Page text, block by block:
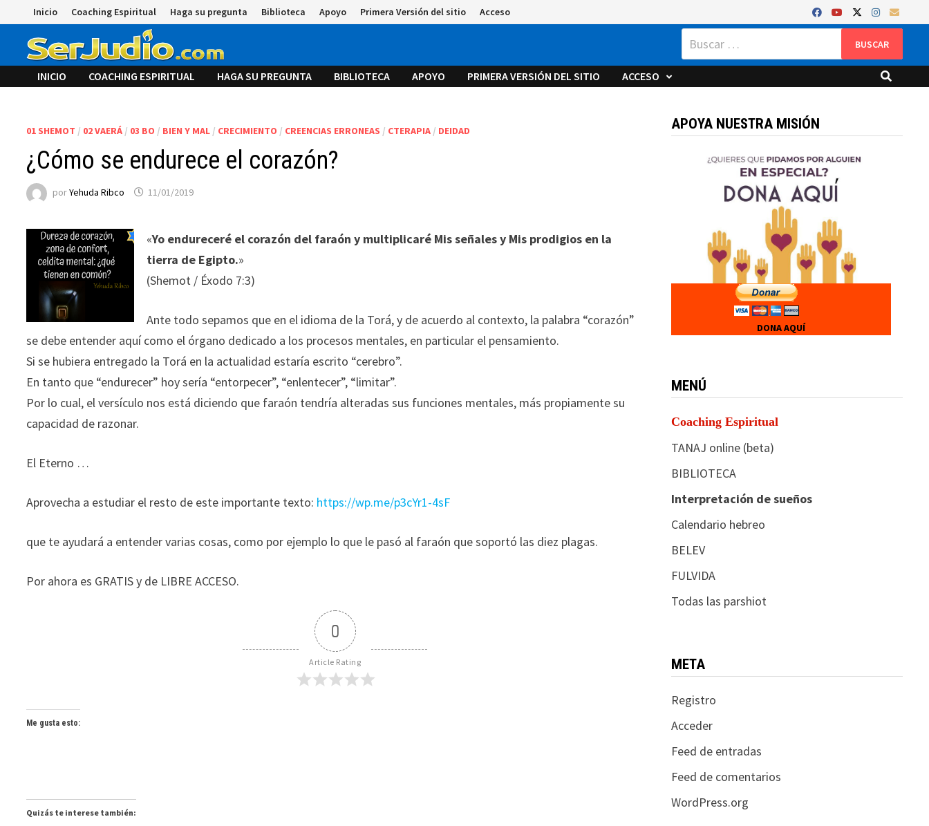
al
contenido
Inicio Coaching Espiritual Haga su pregunta Biblioteca Apoyo Primera Versión del sitio Acceso
Buscar:
INICIO COACHING ESPIRITUAL HAGA SU PREGUNTA BIBLIOTECA APOYO PRIMERA VERSIÓN DEL SITIO ACCESO
01 SHEMOT / 02 VAERÁ / 03 BO / BIEN Y MAL / CRECIMIENTO / CREENCIAS ERRONEAS / CTERAPIA / DEIDAD
¿Cómo se endurece el corazón?
porYehuda Ribco 11/01/2019
«Yo endureceré el corazón del faraón y multiplicaré Mis señales y Mis prodigios en la
tierra de Egipto.»
(Shemot / Éxodo 7:3)
Ante todo sepamos que en el idioma de la Torá, y de acuerdo al contexto, la palabra “corazón”
se debe entender aquí como el órgano dedicado a los procesos mentales, en particular el pensamiento.
Si se hubiera entregado la Torá en la actualidad estaría escrito “cerebro”.
En tanto que “endurecer” hoy sería “entorpecer”, “enlentecer”, “limitar”.
Por lo cual, el versículo nos está diciendo que faraón tendría alteradas sus funciones mentales, más propiamente su
capacidad de razonar.
El Eterno …
Aprovecha a estudiar el resto de este importante texto: https://wp.me/p3cYr1-4sF
que te ayudará a entender varias cosas, como por ejemplo lo que le pasó al faraón que soportó las diez plagas.
Por ahora es GRATIS y de LIBRE ACCESO.
0
Article Rating
Me gusta esto:
Quizás te interese también:
APOYA NUESTRA MISIÓN
DONA AQUÍ
MENÚ
Coaching Espiritual
TANAJ online (beta)
BIBLIOTECA
Interpretación de sueños
Calendario hebreo
BELEV
FULVIDA
Todas las parshiot
META
Registro
Acceder
Feed de entradas
Feed de comentarios
WordPress.org